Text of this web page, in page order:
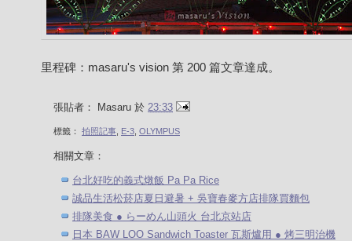
里程碑：masaru's vision 第 200 篇文章達成。
張貼者： Masaru 於 23:33
標籤： 拍照記事, E-3, OLYMPUS
相關文章：
台北好吃的義式燉飯 Pa Pa Rice
誠品生活松菸店夏日避暑 + 吳寶春麥方店排隊買麵包
排隊美食 ● らーめん山頭火 台北京站店
日本 BAW LOO Sandwich Toaster 瓦斯爐用 ● 烤三明治機